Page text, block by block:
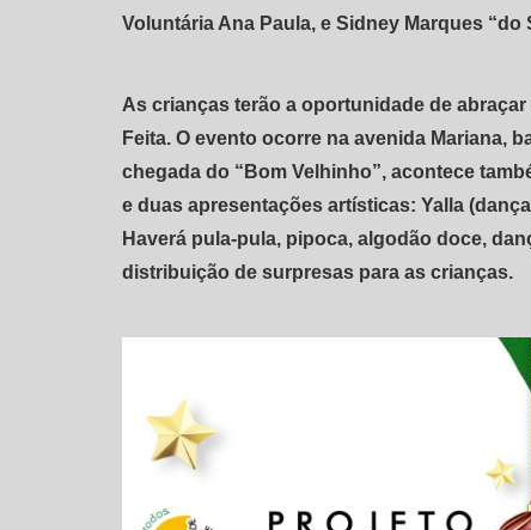
Voluntária Ana Paula, e Sidney Marques “do
As crianças terão a oportunidade de
Feita. O evento ocorre na avenida Mariana,
chegada do “Bom Velhinho”, acontece
e duas apresentações artísticas: Yalla
Haverá pula-pula, pipoca, algodão doce,
distribuição de surpresas para as crianças.